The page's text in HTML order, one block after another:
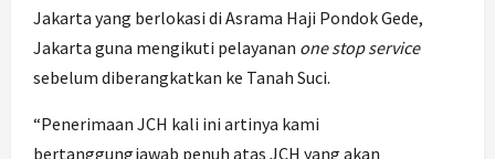
Jakarta yang berlokasi di Asrama Haji Pondok Gede,
Jakarta guna mengikuti pelayanan one stop service
sebelum diberangkatkan ke Tanah Suci.
“Penerimaan JCH kali ini artinya kami
bertanggungjawab penuh atas JCH yang akan